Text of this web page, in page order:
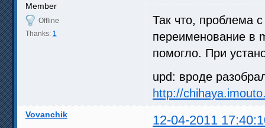
Member
Offline
Thanks: 1
Так что, проблема
переименование в
помогло. При
upd: вроде
http://
Vovanchik 12-04-2011